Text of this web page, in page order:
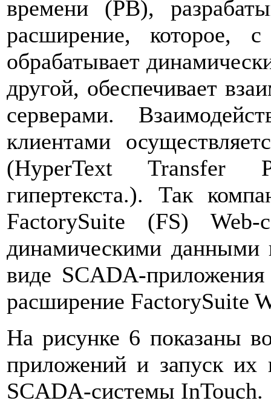
времени (РВ),
расширение, которое,
обрабатывает
другой, обеспечивает
серверами.
клиентами
(HyperText Transfer
гипертекста.). Так
FactorySuite (FS) Web-
динамическими данными
виде SCADA-
расширение FactorySuite
На рисунке 6 показаны
приложений и запуск их
SCADA-системы InTouch.